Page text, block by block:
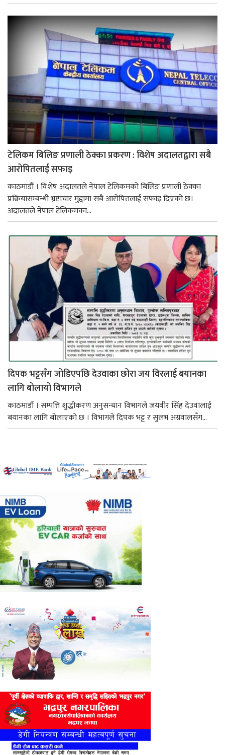
टेलिकम बिलिङ प्रणाली ठेक्का प्रकरण : विशेष अदालतद्वारा सबै
आरोपितलाई सफाइ
काठमाडौं । विशेष अदालतले नेपाल टेलिकमको बिलिङ प्रणाली ठेक्का
प्रक्रियासम्बन्धी भ्रष्टाचार मुद्दामा सबै आरोपितलाई सफाइ दिएको छ।
अदालतले नेपाल टेलिकमका...
दिपक भट्टसँग जोडिएपछि देउवाका छोरा जय विरलाई बयानका
लागि बोलायो विभागले
काठमाडौं । सम्पत्ति शुद्धीकरण अनुसन्धान विभागले जयवीर सिंह देउवालाई
बयानका लागि बोलाएको छ । विभागले दिपक भट्ट र सुलभ अग्रवालसँग...